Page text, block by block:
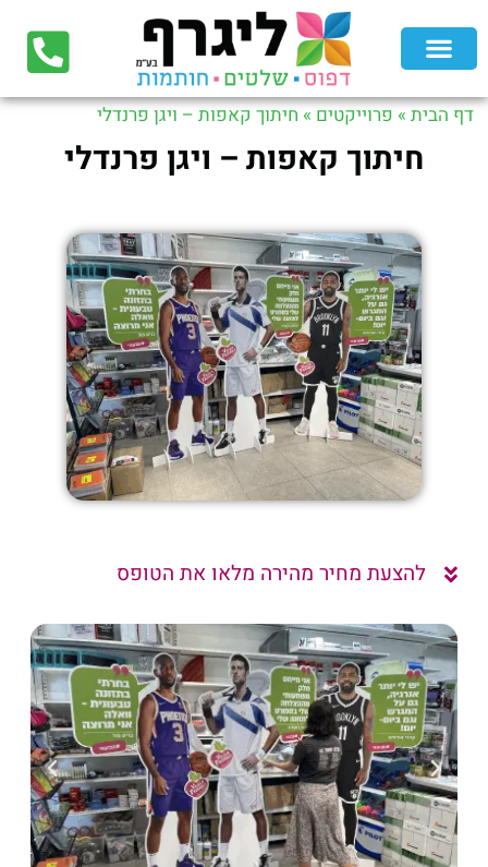
דף הבית » פרוייקטים » חיתוך קאפות – ויגן פרנדלי
חיתוך קאפות – ויגן פרנדלי
להצעת מחיר מהירה מלאו את הטופס